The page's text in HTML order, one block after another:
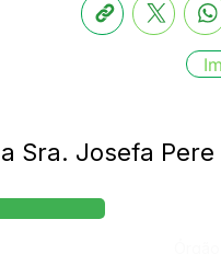
Sra. Josefa Pere